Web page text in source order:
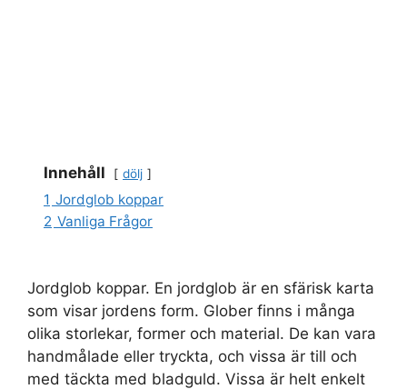
Innehåll dölj
1 Jordglob koppar
2 Vanliga Frågor
Jordglob koppar. En jordglob är en sfärisk karta
som visar jordens form. Glober finns i många
olika storlekar, former och material. De kan vara
handmålade eller tryckta, och vissa är till och
med täckta med bladguld. Vissa är helt enkelt